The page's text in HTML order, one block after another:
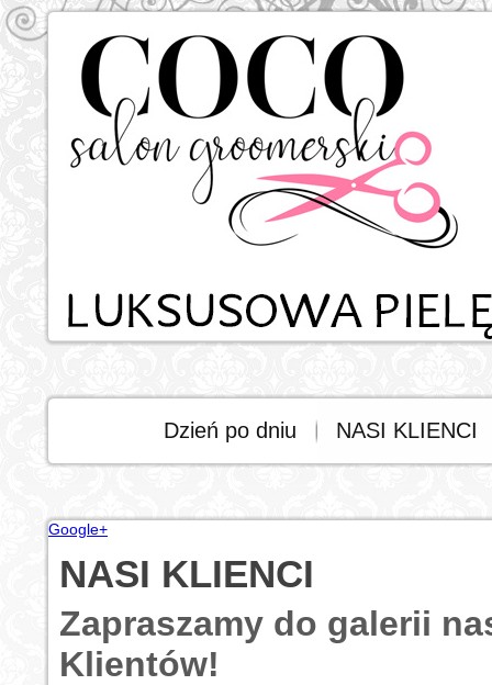
Dzień po dniu NASI KLIENCI
Google+
NASI KLIENCI
Zapraszamy do galerii
Klientów!